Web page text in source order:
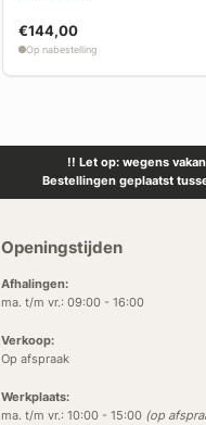
€144,00
Op nabestelling
!! Let op: wegens
Bestellingen geplaatst
Openingstijden
Afhalingen:
ma. t/m vr.: 09:00 - 16:00
Verkoop:
Op afspraak
Werkplaats:
ma. t/m vr.: 10:00 - 15:00 (op